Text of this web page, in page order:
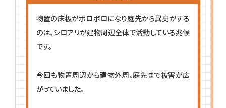
物置の床板がボロボロになり庭先から異臭がする
のは、シロアリが建物周辺全体で活動している兆候
です。
今回も物置周辺から建物外周、庭先まで被害が広
がっていました。